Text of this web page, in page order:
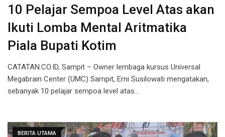
10 Pelajar Sempoa Level Atas akan
Ikuti Lomba Mental Aritmatika
Piala Bupati Kotim
CATATAN.CO.ID, Sampit – Owner lembaga kursus Universal
Megabrain Center (UMC) Sampit, Erni Susilowati mengatakan,
sebanyak 10 pelajar sempoa level atas…
BERITA UTAMA